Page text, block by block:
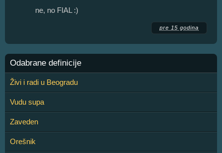
ne, no FIAL :)
pre 15 godina
Odabrane definicije
Živi i radi u Beogradu
Vudu supa
Zaveden
Orešnik